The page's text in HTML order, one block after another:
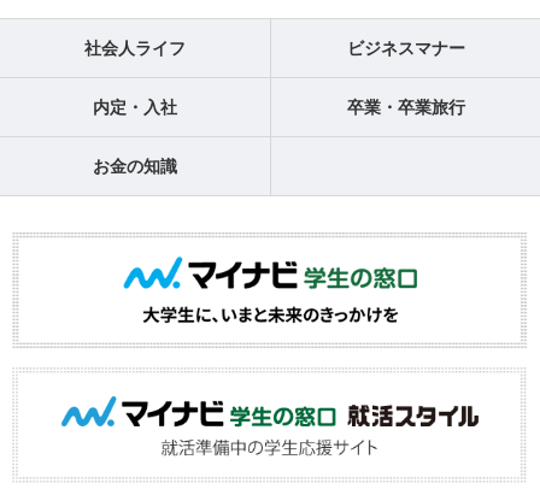
社会人ライフ ビジネスマナー
内定・入社 卒業・卒業旅行
お金の知識